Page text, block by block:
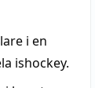
i en
ishockey.